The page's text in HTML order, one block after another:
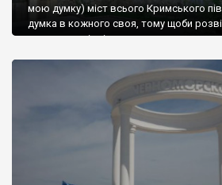
мою думку) міст всього Кримського
думка в кожного своя, тому щоби
запрошую відвідати це